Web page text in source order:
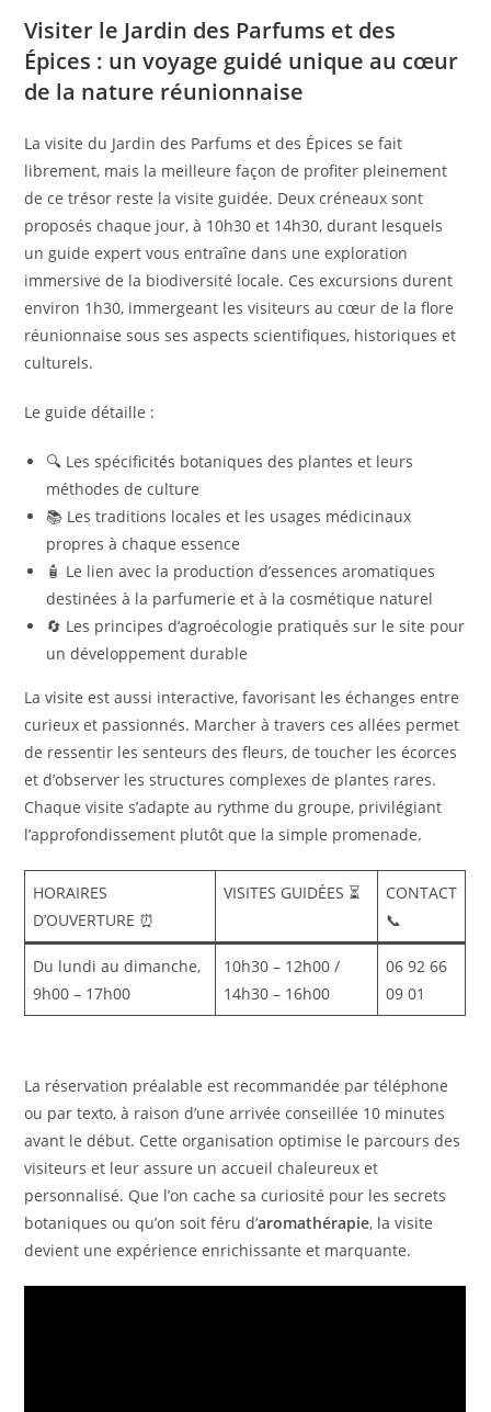
Visiter le Jardin des Parfums et des
Épices : un voyage guidé unique au cœur
de la nature réunionnaise
La visite du Jardin des Parfums et des Épices se fait
librement, mais la meilleure façon de profiter pleinement
de ce trésor reste la visite guidée. Deux créneaux sont
proposés chaque jour, à 10h30 et 14h30, durant lesquels
un guide expert vous entraîne dans une exploration
immersive de la biodiversité locale. Ces excursions durent
environ 1h30, immergeant les visiteurs au cœur de la flore
réunionnaise sous ses aspects scientifiques, historiques et
culturels.
Le guide détaille :
🔍 Les spécificités botaniques des plantes et leurs
méthodes de culture
📚 Les traditions locales et les usages médicinaux
propres à chaque essence
🧴 Le lien avec la production d’essences aromatiques
destinées à la parfumerie et à la cosmétique naturel
🔄 Les principes d’agroécologie pratiqués sur le site pour
un développement durable
La visite est aussi interactive, favorisant les échanges entre
curieux et passionnés. Marcher à travers ces allées permet
de ressentir les senteurs des fleurs, de toucher les écorces
et d’observer les structures complexes de plantes rares.
Chaque visite s’adapte au rythme du groupe, privilégiant
l’approfondissement plutôt que la simple promenade.
HORAIRES
D’OUVERTURE ⏰
VISITES GUIDÉES ⏳
CONTACT
📞
Du lundi au dimanche,
9h00 – 17h00
10h30 – 12h00 /
14h30 – 16h00
06 92 66
09 01
La réservation préalable est recommandée par téléphone
ou par texto, à raison d’une arrivée conseillée 10 minutes
avant le début. Cette organisation optimise le parcours des
visiteurs et leur assure un accueil chaleureux et
personnalisé. Que l’on cache sa curiosité pour les secrets
botaniques ou qu’on soit féru d’aromathérapie, la visite
devient une expérience enrichissante et marquante.